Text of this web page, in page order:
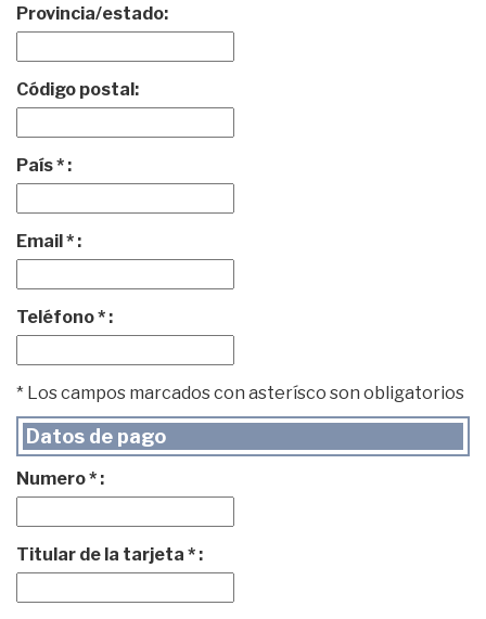
Provincia/estado:
Código postal:
País * :
Email * :
Teléfono * :
* Los campos marcados con asterísco son obligatorios
Datos de pago
Numero * :
Titular de la tarjeta * :